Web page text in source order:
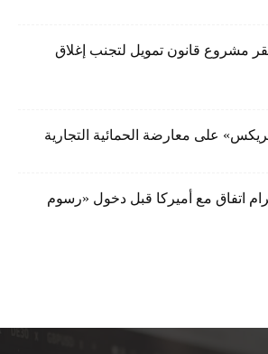
مشروع قانون تمويل لتجنب إغلاق
على معارضة الحمائية التجارية
اتفاق مع أميركا قبل دخول «رسوم